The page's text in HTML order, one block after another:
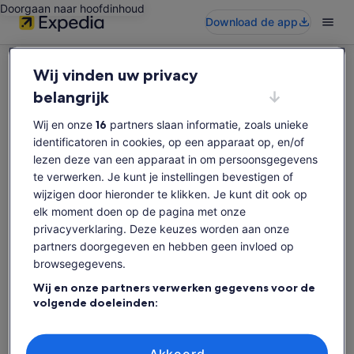
Doorgaan naar hoofdinhoud
Download de app
Sorry, deze activiteit is niet beschikbaar
Zoek opnieuw naar activiteiten.
Opnieuw zoeken
Wij vinden uw privacy
belangrijk
Wij en onze 16 partners slaan informatie, zoals unieke
identificatoren in cookies, op een apparaat op, en/of
lezen deze van een apparaat in om persoonsgegevens
te verwerken. Je kunt je instellingen bevestigen of
wijzigen door hieronder te klikken. Je kunt dit ook op
elk moment doen op de pagina met onze
privacyverklaring. Deze keuzes worden aan onze
partners doorgegeven en hebben geen invloed op
browsegegevens.
Wij en onze partners verwerken gegevens voor de
volgende doeleinden:
actief scannen ter identificatie. Informatie op een apparaat opslaan